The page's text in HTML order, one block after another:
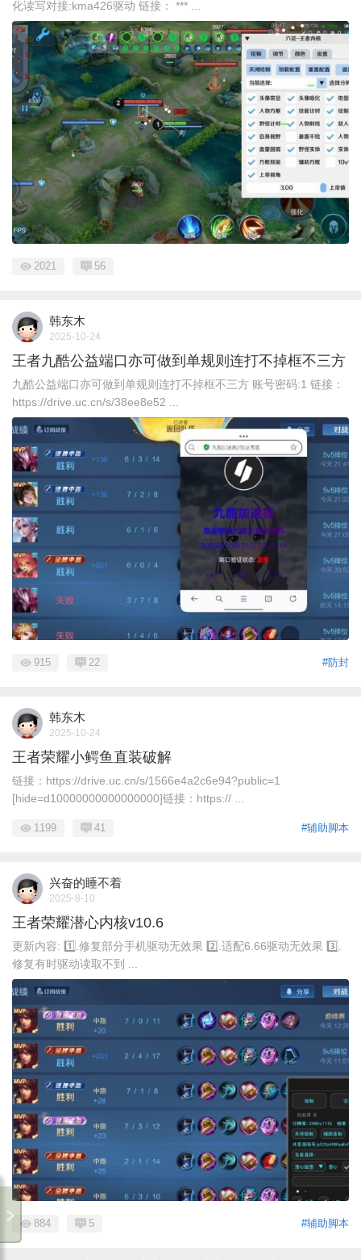
化读写对接:kma426驱动 链接： *** ...
2021 56
韩东木
2025-10-24
王者九酷公益端口亦可做到单规则连打不掉框不三方
九酷公益端口亦可做到单规则连打不掉框不三方 账号密码:1 链接：
https://drive.uc.cn/s/38ee8e52 ...
#防封
915 22
韩东木
2025-10-24
王者荣耀小鳄鱼直装破解
链接：https://drive.uc.cn/s/1566e4a2c6e94?public=1
[hide=d10000000000000000]链接：https:// ...
#辅助脚本
1199 41
兴奋的睡不着
2025-8-10
王者荣耀潜心内核v10.6
更新内容: 1️⃣.修复部分手机驱动无效果 2️⃣.适配6.66驱动无效果 3️⃣.
修复有时驱动读取不到 ...
#辅助脚本
884 5